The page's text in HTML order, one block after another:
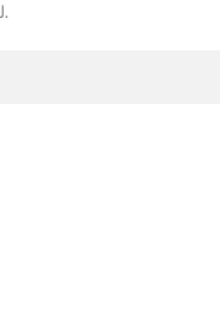
للحريق يقيس 6 × 9 أمتار لسيارة إطفاء حرائق.